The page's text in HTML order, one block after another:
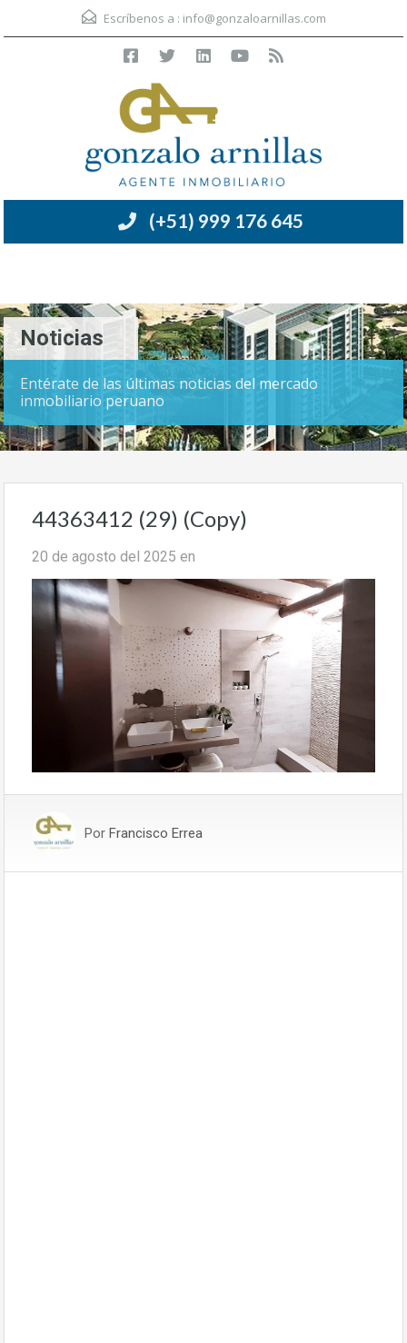
Escríbenos a : info@gonzaloarnillas.com
(+51) 999 176 645
Noticias
Entérate de las últimas noticias del mercado
inmobiliario peruano
44363412 (29) (Copy)
20 de agosto del 2025 en
Por Francisco Errea